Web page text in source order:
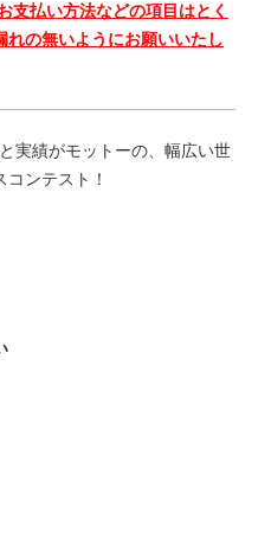
支払い方法などの項目はとく
れの無いようにお願いいたし
実績がモットーの、幅広い世
ンテスト！